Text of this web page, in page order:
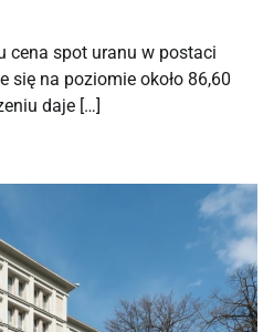
cena spot uranu w postaci
się na poziomie około 86,60
daje […]